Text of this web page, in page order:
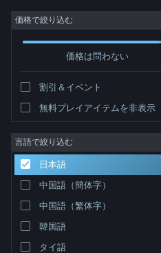
サインイン
コミュニティ
詳細
サポート
言語を変更
Steamモバイルアプリを入手
価格で絞り込む
価格は問わない
割引＆イベント
無料プレイアイテムを非表示
言語で絞り込む
日本語
中国語（簡体字）
中国語（繁体字）
韓国語
タイ語
開発元: Vlambeer
並べ替え 適合性
1件が検索に一致します。 個人設定に
しました。